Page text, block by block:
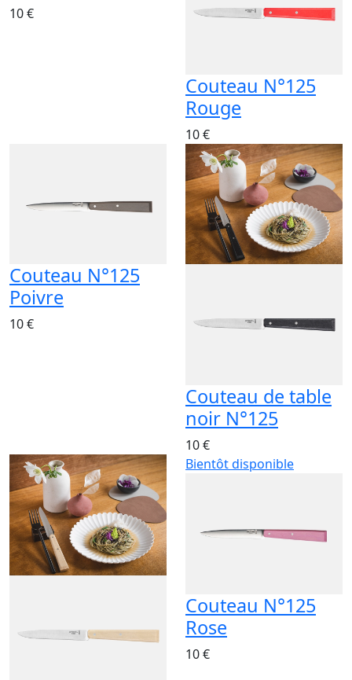
10 €
Couteau N°125
Rouge
10 €
Couteau N°125
Poivre
10 €
Couteau de table
noir N°125
10 €
Bientôt disponible
Couteau N°125
Rose
10 €